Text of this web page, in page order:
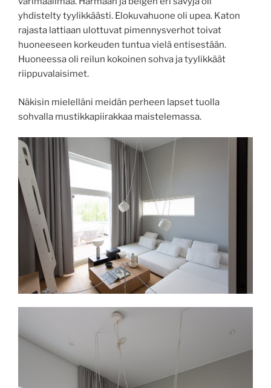
yhdistelty tyylikkäästi. Elokuvahuone oli upea. Katon
rajasta lattiaan ulottuvat pimennysverhot toivat
huoneeseen korkeuden tuntua vielä entisestään.
Huoneessa oli reilun kokoinen sohva ja tyylikkäät
riippuvalaisimet.
Näkisin mielelläni meidän perheen lapset tuolla
sohvalla mustikkapiirakkaa maistelemassa.